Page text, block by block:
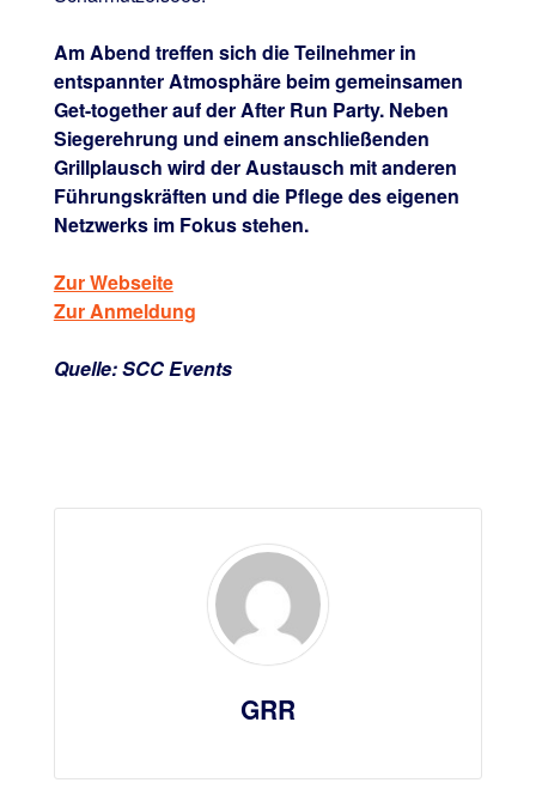
Am Abend treffen sich die Teilnehmer in
entspannter Atmosphäre beim gemeinsamen
Get-together auf der After Run Party. Neben
Siegerehrung und einem anschließenden
Grillplausch wird der Austausch mit anderen
Führungskräften und die Pflege des eigenen
Netzwerks im Fokus stehen.
Zur Webseite
Zur Anmeldung
Quelle: SCC Events
GRR